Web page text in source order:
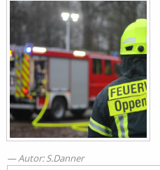
Autor: S.Danner